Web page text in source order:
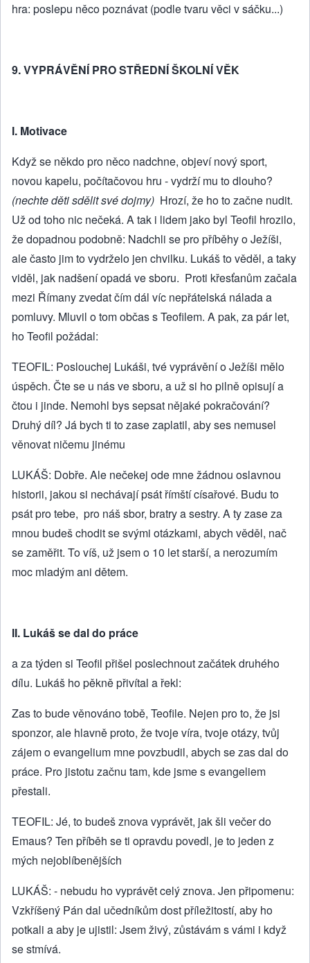
hra: poslepu něco poznávat (podle tvaru věci v sáčku...)
9. VYPRÁVĚNÍ PRO STŘEDNÍ ŠKOLNÍ VĚK
I. Motivace
Když se někdo pro něco nadchne, objeví nový sport,
novou kapelu, počítačovou hru - vydrží mu to dlouho?
(nechte děti sdělit své dojmy) Hrozí, že ho to začne nudit.
Už od toho nic nečeká. A tak i lidem jako byl Teofil hrozilo,
že dopadnou podobně: Nadchli se pro příběhy o Ježíši,
ale často jim to vydrželo jen chvilku. Lukáš to věděl, a taky
viděl, jak nadšení opadá ve sboru. Proti křesťanům začala
mezi Římany zvedat čím dál víc nepřátelská nálada a
pomluvy. Mluvil o tom občas s Teofilem. A pak, za pár let,
ho Teofil požádal:
TEOFIL: Poslouchej Lukáši, tvé vyprávění o Ježíši mělo
úspěch. Čte se u nás ve sboru, a už si ho pilně opisují a
čtou i jinde. Nemohl bys sepsat nějaké pokračování?
Druhý díl? Já bych ti to zase zaplatil, aby ses nemusel
věnovat ničemu jinému
LUKÁŠ: Dobře. Ale nečekej ode mne žádnou oslavnou
historii, jakou si nechávají psát římští císařové. Budu to
psát pro tebe, pro náš sbor, bratry a sestry. A ty zase za
mnou budeš chodit se svými otázkami, abych věděl, nač
se zaměřit. To víš, už jsem o 10 let starší, a nerozumím
moc mladým ani dětem.
II. Lukáš se dal do práce
a za týden si Teofil přišel poslechnout začátek druhého
dílu. Lukáš ho pěkně přivítal a řekl:
Zas to bude věnováno tobě, Teofile. Nejen pro to, že jsi
sponzor, ale hlavně proto, že tvoje víra, tvoje otázy, tvůj
zájem o evangelium mne povzbudil, abych se zas dal do
práce. Pro jistotu začnu tam, kde jsme s evangeliem
přestali.
TEOFIL: Jé, to budeš znova vyprávět, jak šli večer do
Emaus? Ten příběh se ti opravdu povedl, je to jeden z
mých nejoblíbenějších
LUKÁŠ: - nebudu ho vyprávět celý znova. Jen připomenu:
Vzkříšený Pán dal učedníkům dost příležitostí, aby ho
potkali a aby je ujistil: Jsem živý, zůstávám s vámi i když
se stmívá.